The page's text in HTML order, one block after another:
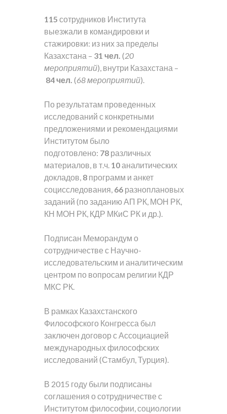
115 сотрудников Института
выезжали в командировки и
стажировки: из них за пределы
Казахстана – 31 чел. (20
мероприятий), внутри Казахстана –
84 чел. (68 мероприятий).
По результатам проведенных
исследований с конкретными
предложениями и рекомендациями
Институтом было
подготовлено: 78различных
материалов, в т.ч. 10аналитических
докладов, 8программ и анкет
социсследования, 66разноплановых
заданий (по заданию АП РК, МОН РК,
КН МОН РК, КДР МКиС РК и др.).
Подписан Меморандум о
сотрудничестве с Научно-
исследовательским и аналитическим
центром по вопросам религии КДР
МКС РК.
В рамках Казахстанского
Философского Конгресса был
заключен договор с Ассоциацией
международных философских
исследований (Стамбул, Турция).
В 2015 году были подписаны
соглашения о сотрудничестве с
Институтом философии, социологии